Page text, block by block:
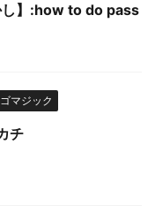
し】:how to do pass
マジック
チ